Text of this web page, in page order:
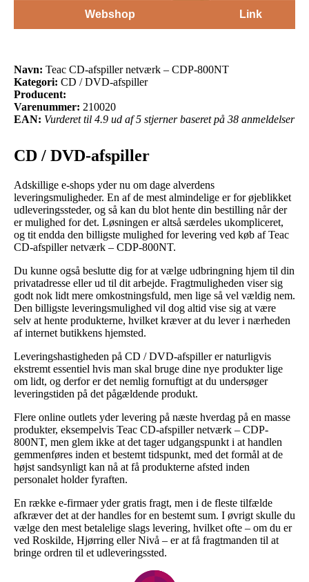
Webshop
Link
Navn: Teac CD-afspiller netværk – CDP-800NT
Kategori: CD / DVD-afspiller
Producent:
Varenummer: 210020
EAN: Vurderet til 4.9 ud af 5 stjerner baseret på 38 anmeldelser
CD / DVD-afspiller
Adskillige e-shops yder nu om dage alverdens
leveringsmuligheder. En af de mest almindelige er for øjeblikket
udleveringssteder, og så kan du blot hente din bestilling når der
er mulighed for det. Løsningen er altså særdeles ukompliceret,
og tit endda den billigste mulighed for levering ved køb af Teac
CD-afspiller netværk – CDP-800NT.
Du kunne også beslutte dig for at vælge udbringning hjem til din
privatadresse eller ud til dit arbejde. Fragtmuligheden viser sig
godt nok lidt mere omkostningsfuld, men lige så vel vældig nem.
Den billigste leveringsmulighed vil dog altid vise sig at være
selv at hente produkterne, hvilket kræver at du lever i nærheden
af internet butikkens hjemsted.
Leveringshastigheden på CD / DVD-afspiller er naturligvis
ekstremt essentiel hvis man skal bruge dine nye produkter lige
om lidt, og derfor er det nemlig fornuftigt at du undersøger
leveringstiden på det pågældende produkt.
Flere online outlets yder levering på næste hverdag på en masse
produkter, eksempelvis Teac CD-afspiller netværk – CDP-
800NT, men glem ikke at det tager udgangspunkt i at handlen
gemmenføres inden et bestemt tidspunkt, med det formål at de
højst sandsynligt kan nå at få produkterne afsted inden
personalet holder fyraften.
En række e-firmaer yder gratis fragt, men i de fleste tilfælde
afkræver det at der handles for en bestemt sum. I øvrigt skulle du
vælge den mest betalelige slags levering, hvilket ofte – om du er
ved Roskilde, Hjørring eller Nivå – er at få fragtmanden til at
bringe ordren til et udleveringssted.